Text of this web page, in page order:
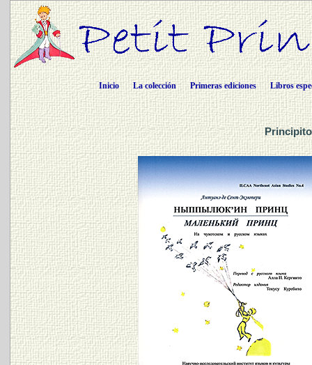
Inicio La colección Primeras ediciones Libros